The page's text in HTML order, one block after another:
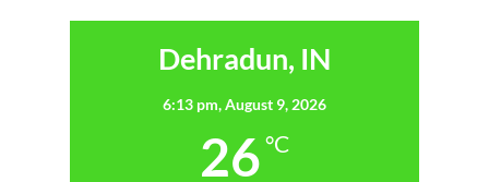
Dehradun, IN
6:13 pm,August 9, 2026
26 °C